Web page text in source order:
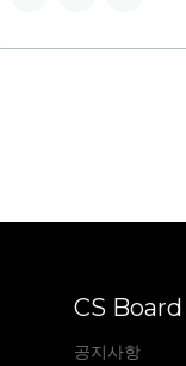
CS Board
공지사항